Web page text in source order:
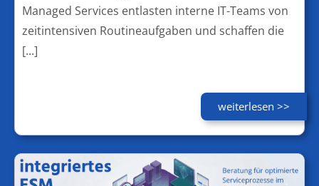
Managed Services entlasten interne IT-Teams von
zeitintensiven Routineaufgaben und schaffen die
[...]
weiterlesen >>